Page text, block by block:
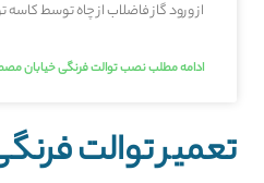
از ورود گاز فاضلاب از چاه توسط کاسه
ادامه مطلب نصب توالت فرنگی خیابان
تعمیر توالت